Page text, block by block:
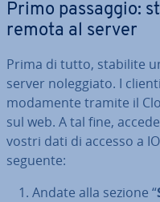
Primo passaggio:
remota al server
Prima di tutto, stabilite
server no­leg­gia­to. I
mo­da­men­te tramite il
sul web. A tal fine,
vostri dati di accesso a
seguente:
Andate alla sezione “